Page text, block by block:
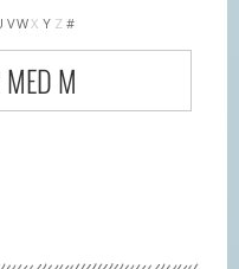
VWX Y Z #
M